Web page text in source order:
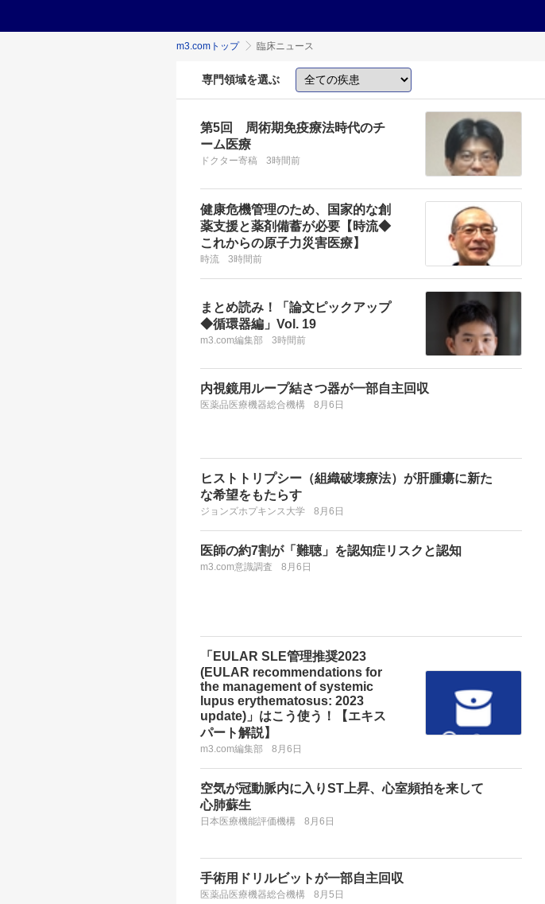
m3.comトップ 臨床ニュース
専門領域を選ぶ
第5回 周術期免疫療法時代のチ
ーム医療
ドクター寄稿 3時間前
健康危機管理のため、国家的な創
薬支援と薬剤備蓄が必要【時流◆
これからの原子力災害医療】
時流 3時間前
まとめ読み！「論文ピックアップ
◆循環器編」Vol. 19
m3.com編集部 3時間前
内視鏡用ループ結さつ器が一部自主回収
医薬品医療機器総合機構 8月6日
ヒストトリプシー（組織破壊療法）が肝腫瘍に新た
な希望をもたらす
ジョンズホプキンス大学 8月6日
医師の約7割が「難聴」を認知症リスクと認知
m3.com意識調査 8月6日
「EULAR SLE管理推奨2023
(EULAR recommendations for
the management of systemic
lupus erythematosus: 2023
update)」はこう使う！【エキス
パート解説】
m3.com編集部 8月6日
空気が冠動脈内に入りST上昇、心室頻拍を来して
心肺蘇生
日本医療機能評価機構 8月6日
手術用ドリルビットが一部自主回収
医薬品医療機器総合機構 8月5日